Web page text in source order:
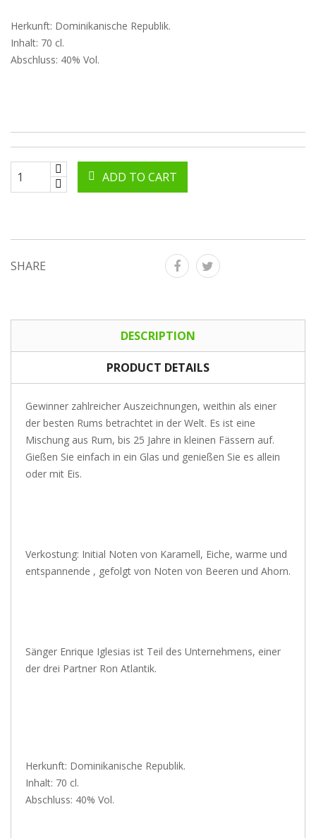
Herkunft: Dominikanische Republik.
Inhalt: 70 cl.
Abschluss: 40% Vol.
ADD TO CART
SHARE
DESCRIPTION
PRODUCT DETAILS
Gewinner zahlreicher Auszeichnungen, weithin als einer
der besten Rums betrachtet in der Welt. Es ist eine
Mischung aus Rum, bis 25 Jahre in kleinen Fässern auf.
Gießen Sie einfach in ein Glas und genießen Sie es allein
oder mit Eis.
Verkostung: Initial Noten von Karamell, Eiche, warme und
entspannende , gefolgt von Noten von Beeren und Ahorn.
Sänger Enrique Iglesias ist Teil des Unternehmens, einer
der drei Partner Ron Atlantik.
Herkunft: Dominikanische Republik.
Inhalt: 70 cl.
Abschluss: 40% Vol.